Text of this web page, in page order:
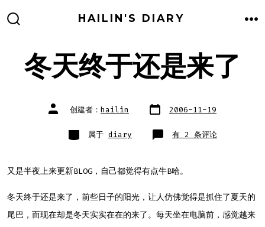
HAILIN'S DIARY
冬天终于还是来了
文
章 创建者： hailin 文
章
2006-11-19
类
别 属于 diary 冬
天
是
来
有 2 条评论
又是半夜上来更新BLOG，自己都觉得有点牛B哈。
冬天终于还是来了，前些日子的阳光，让人仿佛觉得是抓住了夏天的
尾巴，而现在却是冬天实实在在的来了。每天坐在电脑前，感觉越来